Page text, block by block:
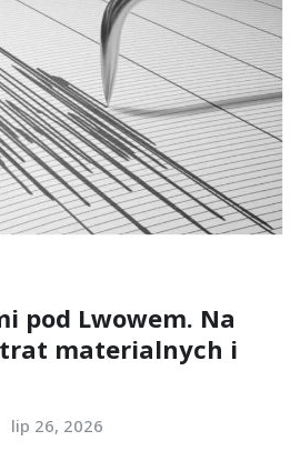
pod Lwowem. Na
materialnych i
lip 26, 2026